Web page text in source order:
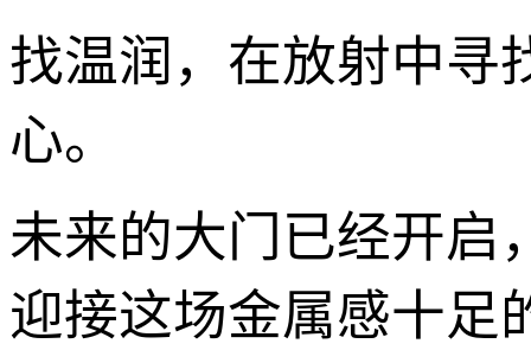
找温润，在放射中寻
心。
未来的大门已经开启
迎接这场金属感十足